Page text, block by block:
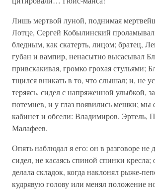
Лишь мертвой луной, поднимая
Лотце, Сергей Кобылинский
бледным, как скатерть, лицом; братец,
губан и вампир, ненасытно высасывал
привскакивая, громко грохая стульями;
тщился вникать в то, что слышал; и, не
теряясь, сидел с напряженной улыбкой,
потемнев, и у глаз появились мешки; мы
кабинет и обсели: Владимиров, Эртель,
Малафеев.
Опять наблюдал я его: он в разговоре не
сидел, не касаясь спиной спинки кресла;
делала складок, когда наклонял рыже-
кудрявую голову или менял положение